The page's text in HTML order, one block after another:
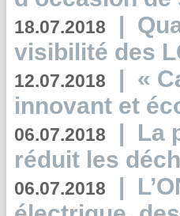
18.07.2018 |
visibilité des
12.07.2018 | «
innovant et
06.07.2018 | La
réduit les
06.07.2018 |